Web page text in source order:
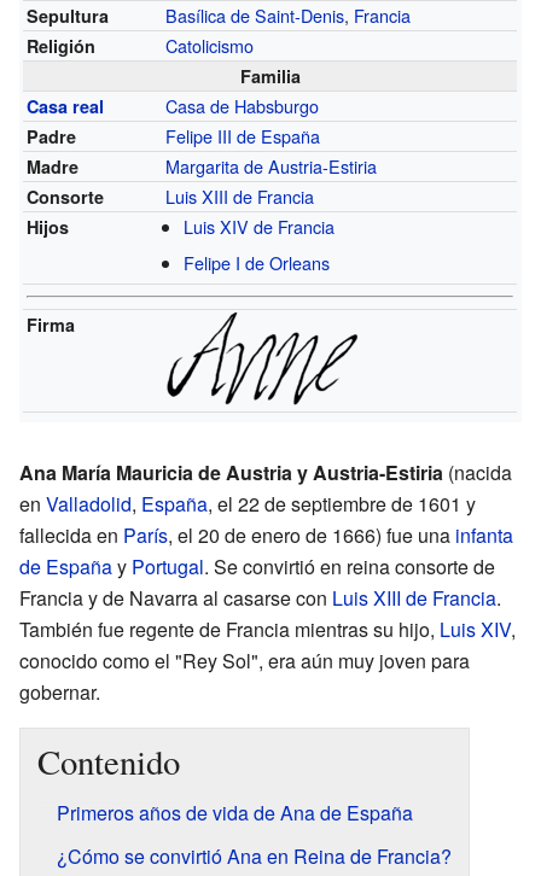
Sepultura Basílica de Saint-Denis, Francia
Religión Catolicismo
Familia
Casa real
Casa de Habsburgo
Padre Felipe III de España
Madre Margarita de Austria-Estiria
Consorte Luis XIII de Francia
Hijos
Luis XIV de Francia
Felipe I de Orleans
Firma
Ana María Mauricia de Austria y Austria-Estiria (nacida
en Valladolid, España, el 22 de septiembre de 1601 y
fallecida en París, el 20 de enero de 1666) fue una infanta
de Españay Portugal. Se convirtió en reina consorte de
Francia y de Navarra al casarse con Luis XIII de Francia.
También fue regente de Francia mientras su hijo, Luis XIV,
conocido como el "Rey Sol", era aún muy joven para
gobernar.
Contenido
Primeros años de vida de Ana de España
¿Cómo se convirtió Ana en Reina de Francia?